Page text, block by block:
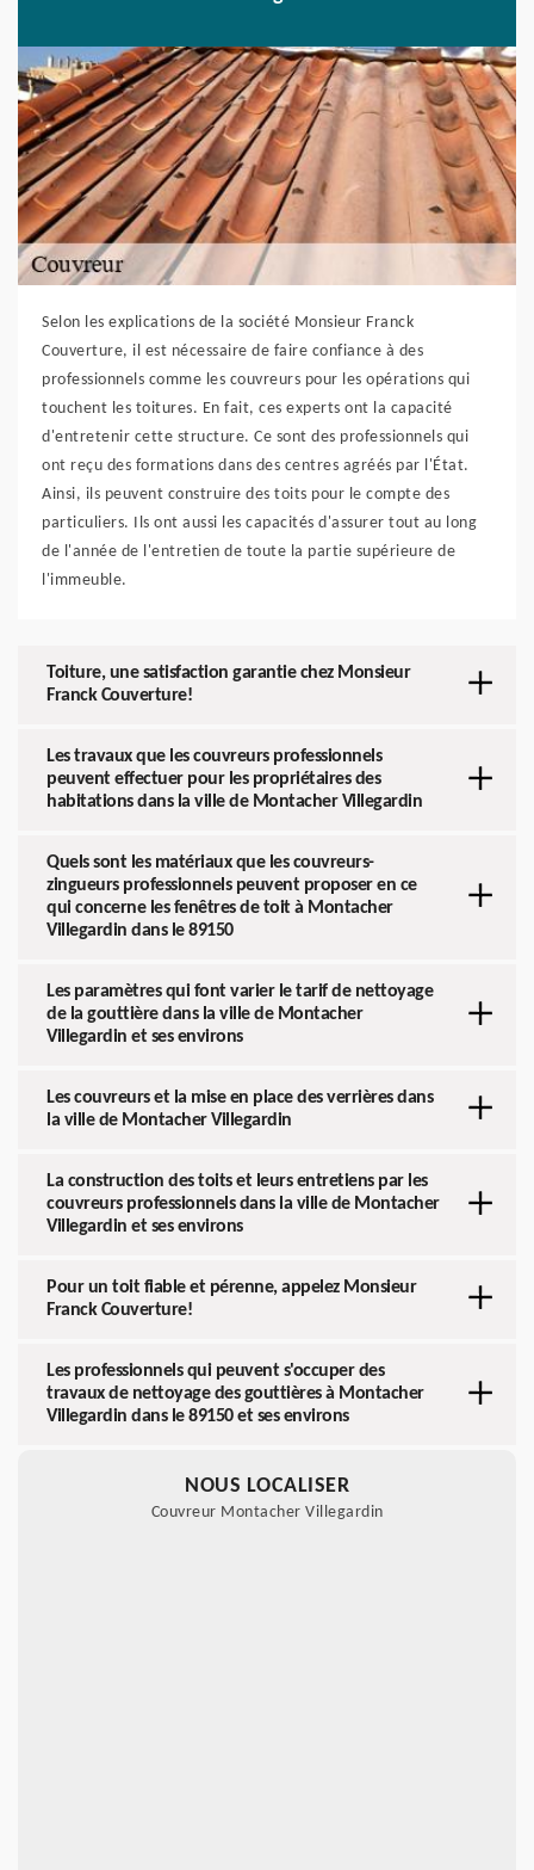
Selon les explications de la société Monsieur Franck
Couverture, il est nécessaire de faire confiance à des
professionnels comme les couvreurs pour les opérations qui
touchent les toitures. En fait, ces experts ont la capacité
d'entretenir cette structure. Ce sont des professionnels qui
ont reçu des formations dans des centres agréés par l'État.
Ainsi, ils peuvent construire des toits pour le compte des
particuliers. Ils ont aussi les capacités d'assurer tout au long
de l'année de l'entretien de toute la partie supérieure de
l'immeuble.
Toiture, une satisfaction garantie chez Monsieur
Franck Couverture!
Les travaux que les couvreurs professionnels
peuvent effectuer pour les propriétaires des
habitations dans la ville de Montacher Villegardin
Quels sont les matériaux que les couvreurs-
zingueurs professionnels peuvent proposer en ce
qui concerne les fenêtres de toit à Montacher
Villegardin dans le 89150
Les paramètres qui font varier le tarif de nettoyage
de la gouttière dans la ville de Montacher
Villegardin et ses environs
Les couvreurs et la mise en place des verrières dans
la ville de Montacher Villegardin
La construction des toits et leurs entretiens par les
couvreurs professionnels dans la ville de Montacher
Villegardin et ses environs
Pour un toit fiable et pérenne, appelez Monsieur
Franck Couverture!
Les professionnels qui peuvent s'occuper des
travaux de nettoyage des gouttières à Montacher
Villegardin dans le 89150 et ses environs
NOUS LOCALISER
Couvreur Montacher Villegardin